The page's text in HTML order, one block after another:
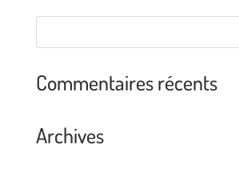
Commentaires récents
Archives